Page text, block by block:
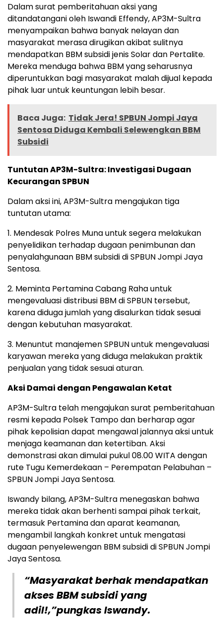
Dalam surat pemberitahuan aksi yang
ditandatangani oleh Iswandi Effendy, AP3M-Sultra
menyampaikan bahwa banyak nelayan dan
masyarakat merasa dirugikan akibat sulitnya
mendapatkan BBM subsidi jenis Solar dan Pertalite.
Mereka menduga bahwa BBM yang seharusnya
diperuntukkan bagi masyarakat malah dijual kepada
pihak luar untuk keuntungan lebih besar.
Baca Juga: Tidak Jera! SPBUN Jompi Jaya
Sentosa Diduga Kembali Selewengkan BBM
Subsidi
Tuntutan AP3M-Sultra: Investigasi Dugaan
Kecurangan SPBUN
Dalam aksi ini, AP3M-Sultra mengajukan tiga
tuntutan utama:
1. Mendesak Polres Muna untuk segera melakukan
penyelidikan terhadap dugaan penimbunan dan
penyalahgunaan BBM subsidi di SPBUN Jompi Jaya
Sentosa.
2. Meminta Pertamina Cabang Raha untuk
mengevaluasi distribusi BBM di SPBUN tersebut,
karena diduga jumlah yang disalurkan tidak sesuai
dengan kebutuhan masyarakat.
3. Menuntut manajemen SPBUN untuk mengevaluasi
karyawan mereka yang diduga melakukan praktik
penjualan yang tidak sesuai aturan.
Aksi Damai dengan Pengawalan Ketat
AP3M-Sultra telah mengajukan surat pemberitahuan
resmi kepada Polsek Tampo dan berharap agar
pihak kepolisian dapat mengawal jalannya aksi untuk
menjaga keamanan dan ketertiban. Aksi
demonstrasi akan dimulai pukul 08.00 WITA dengan
rute Tugu Kemerdekaan – Perempatan Pelabuhan –
SPBUN Jompi Jaya Sentosa.
Iswandy bilang, AP3M-Sultra menegaskan bahwa
mereka tidak akan berhenti sampai pihak terkait,
termasuk Pertamina dan aparat keamanan,
mengambil langkah konkret untuk mengatasi
dugaan penyelewengan BBM subsidi di SPBUN Jompi
Jaya Sentosa.
“Masyarakat berhak mendapatkan
akses BBM subsidi yang
adil!,”pungkas Iswandy.